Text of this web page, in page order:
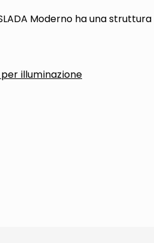
Moderno ha una struttura
illuminazione